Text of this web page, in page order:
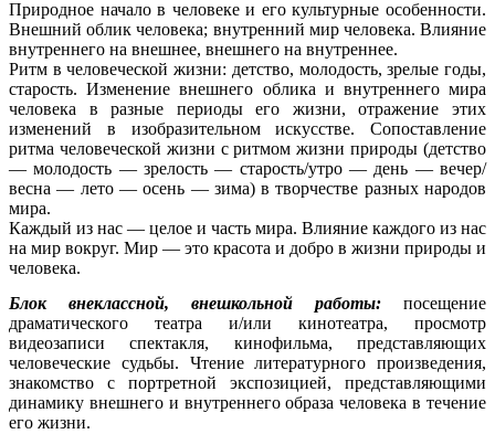
Природное начало в человеке и его культурные особенности.
Внешний облик человека; внутренний мир человека. Влияние
внутреннего на внешнее, внешнего на внутреннее.
Ритм в человеческой жизни: детство, молодость, зрелые годы,
старость. Изменение внешнего облика и внутреннего мира
человека в разные периоды его жизни, отражение этих
изменений в изобразительном искусстве. Сопоставление
ритма человеческой жизни с ритмом жизни природы (детство
— молодость — зрелость — старость/утро — день — вечер/
весна — лето — осень — зима) в творчестве разных народов
мира.
Каждый из нас — целое и часть мира. Влияние каждого из нас
на мир вокруг. Мир — это красота и добро в жизни природы и
человека.
Блок внеклассной, внешкольной работы:
посещение
драматического театра и/или кинотеатра, просмотр
видеозаписи спектакля, кинофильма, представляющих
человеческие судьбы. Чтение литературного произведения,
знакомство с портретной экспозицией, представляющими
динамику внешнего и внутреннего образа человека в течение
его жизни.